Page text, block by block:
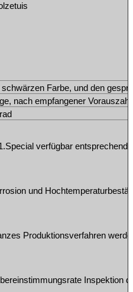
schwärzen Farbe, und den
nach empfangener
verfügbar entsprechend
und
Produktionsverfahren
Inspektion